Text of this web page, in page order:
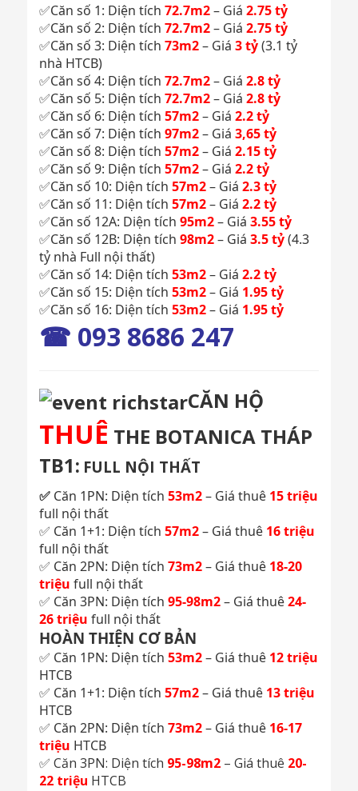
✅Căn số 1: Diện tích 72.7m2– Giá 2.75 tỷ
✅Căn số 2: Diện tích 72.7m2– Giá 2.75 tỷ
✅Căn số 3: Diện tích 73m2– Giá 3 tỷ(3.1 tỷ
nhà HTCB)
✅Căn số 4: Diện tích 72.7m2– Giá 2.8 tỷ
✅Căn số 5: Diện tích 72.7m2– Giá 2.8 tỷ
✅Căn số 6: Diện tích 57m2– Giá 2.2 tỷ
✅Căn số 7: Diện tích 97m2– Giá 3,65 tỷ
✅Căn số 8: Diện tích 57m2– Giá 2.15 tỷ
✅Căn số 9: Diện tích 57m2– Giá 2.2 tỷ
✅Căn số 10: Diện tích 57m2– Giá 2.3 tỷ
✅Căn số 11: Diện tích 57m2– Giá 2.2 tỷ
✅Căn số 12A: Diện tích 95m2– Giá 3.55 tỷ
✅Căn số 12B: Diện tích 98m2– Giá 3.5 tỷ(4.3
tỷ nhà Full nội thất)
✅Căn số 14: Diện tích 53m2– Giá 2.2 tỷ
✅Căn số 15: Diện tích 53m2– Giá 1.95 tỷ
✅Căn số 16: Diện tích 53m2– Giá 1.95 tỷ
☎ 093 8686 247
CĂN HỘ
THUÊ THE BOTANICA THÁP
TB1: FULL NỘI THẤT
✅ Căn 1PN: Diện tích 53m2– Giá thuê 15 triệu
full nội thất
✅ Căn 1+1: Diện tích 57m2– Giá thuê 16 triệu
full nội thất
✅ Căn 2PN: Diện tích 73m2– Giá thuê 18-20
triệu full nội thất
✅ Căn 3PN: Diện tích 95-98m2– Giá thuê24-
26 triệu full nội thất
HOÀN THIỆN CƠ BẢN
✅ Căn 1PN: Diện tích 53m2– Giá thuê 12 triệu
HTCB
✅ Căn 1+1: Diện tích 57m2– Giá thuê 13 triệu
HTCB
✅ Căn 2PN: Diện tích 73m2– Giá thuê 16-17
triệu HTCB
✅ Căn 3PN: Diện tích 95-98m2 – Giá thuê 20-
22 triệu HTCB